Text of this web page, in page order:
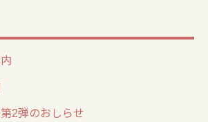
2弾のおしらせ